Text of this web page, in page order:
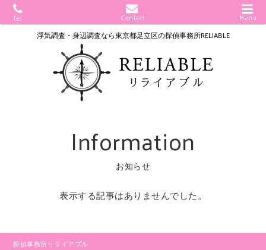
Tel Contact Menu
浮気調査・身辺調査なら東京都足立区の探偵事務所RELIABLE
Information
お知らせ
表示する記事はありませんでした。
探偵事務所リライアブル